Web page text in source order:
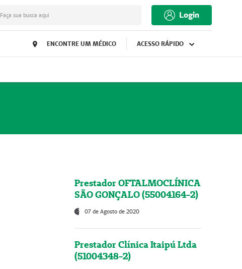
Faça sua busca aqui Login
ENCONTRE UM MÉDICO ACESSO RÁPIDO
Prestador OFTALMOCLÍNICA
SÃO GONÇALO (55004164-2)
07 de Agosto de 2020
Prestador Clínica Itaipú Ltda
(51004348-2)